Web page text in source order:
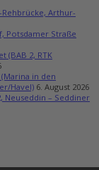
Arthur-
Potsdamer Straße
(BAB 2, RTK
in den
Havel) 6. August 2026
Neuseddin – Seddiner